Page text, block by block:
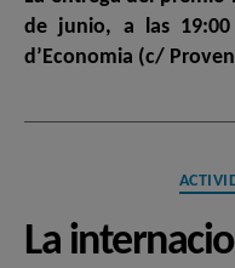
de junio, a las
d’Economia (c/
La